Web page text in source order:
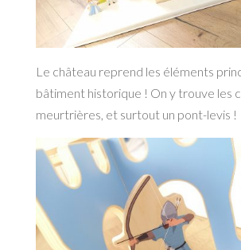
Le château reprend les éléments
bâtiment historique ! On y trouve les
meurtrières, et surtout un pont-levis !